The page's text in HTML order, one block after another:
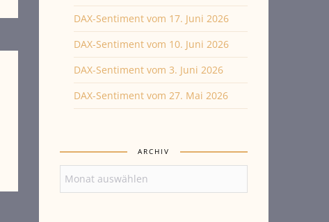
DAX-Sentiment vom 17. Juni 2026
DAX-Sentiment vom 10. Juni 2026
DAX-Sentiment vom 3. Juni 2026
DAX-Sentiment vom 27. Mai 2026
ARCHIV